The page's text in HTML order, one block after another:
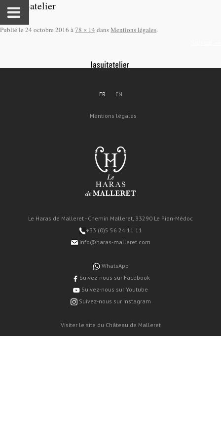
lasuite-atelier
Publié le 24 octobre 2016 à78 × 14 dansMentions légales.
FR EN
Mentions légales
Le Haras de Malleret - Chemin Malleret, 33290 Le Pian-Médoc
+33 (0)5 56 24 11 11
info@haras-malleret.com
WhatsApp
Suivez-nous sur Facebook
Suivez-nous sur Youtube
Suivez-nous sur Instagram
Visiter le site du Château de Malleret